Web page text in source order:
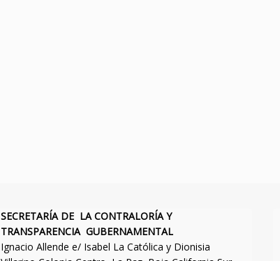
SECRETARÍA DE LA CONTRALORÍA Y
TRANSPARENCIA GUBERNAMENTAL
Ignacio Allende e/ Isabel La Católica y Dionisia